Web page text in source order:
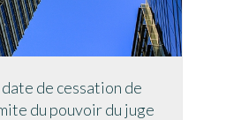
de cessation de
du pouvoir du juge